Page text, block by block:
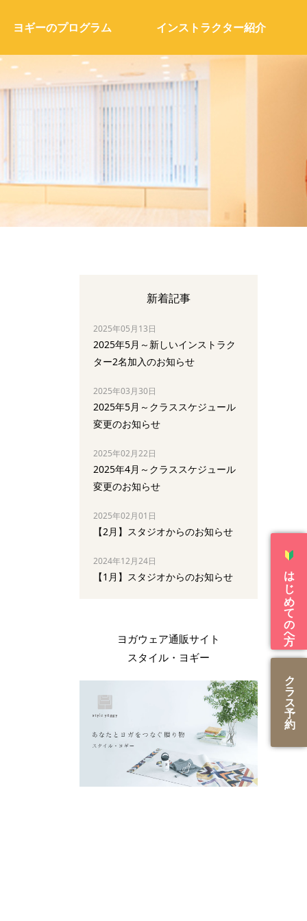
ヨギーのプログラム インストラクター紹介
新着記事
2025年05月13日
2025年5月～新しいインストラク
ター2名加入のお知らせ
2025年03月30日
2025年5月～クラススケジュール
変更のお知らせ
2025年02月22日
2025年4月～クラススケジュール
変更のお知らせ
2025年02月01日
【2月】スタジオからのお知らせ
2024年12月24日
【1月】スタジオからのお知らせ
ヨガウェア通販サイト
スタイル・ヨギー
はじめての方へ
ク
ラ
ス
予
約